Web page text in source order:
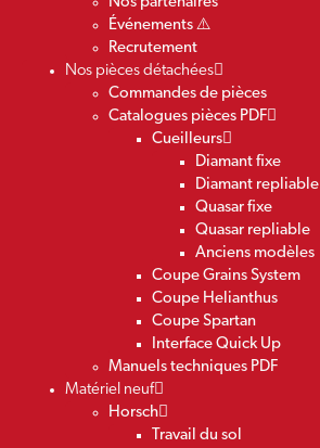
Événements ⚠️
Recrutement
Nos pièces détachées
Commandes de pièces
Catalogues pièces PDF
Cueilleurs
Diamant fixe
Diamant repliable
Quasar fixe
Quasar repliable
Anciens modèles
Coupe Grains System
Coupe Helianthus
Coupe Spartan
Interface Quick Up
Manuels techniques PDF
Matériel neuf
Horsch
Travail du sol